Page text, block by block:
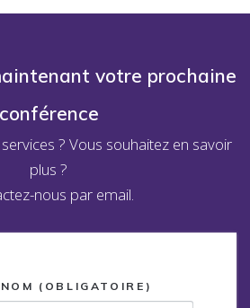
votre prochaine
conférence
? Vous souhaitez en savoir
plus ?
nous par email.
(OBLIGATOIRE)